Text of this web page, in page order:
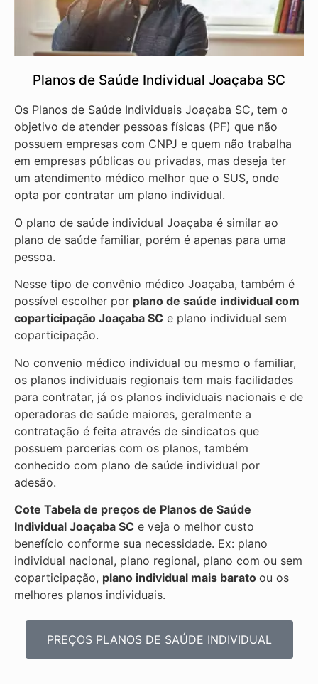
Planos de Saúde Individual Joaçaba SC
Os Planos de Saúde Individuais Joaçaba SC, tem o
objetivo de atender pessoas físicas (PF) que não
possuem empresas com CNPJ e quem não trabalha
em empresas públicas ou privadas, mas deseja ter
um atendimento médico melhor que o SUS, onde
opta por contratar um plano individual.
O plano de saúde individual Joaçaba é similar ao
plano de saúde familiar, porém é apenas para uma
pessoa.
Nesse tipo de convênio médico Joaçaba, também é
possível escolher por plano de saúde individual com
coparticipação Joaçaba SC e plano individual sem
coparticipação.
No convenio médico individual ou mesmo o familiar,
os planos individuais regionais tem mais facilidades
para contratar, já os planos individuais nacionais e de
operadoras de saúde maiores, geralmente a
contratação é feita através de sindicatos que
possuem parcerias com os planos, também
conhecido com plano de saúde individual por
adesão.
Cote Tabela de preços de Planos de Saúde
Individual Joaçaba SC e veja o melhor custo
benefício conforme sua necessidade. Ex: plano
individual nacional, plano regional, plano com ou sem
coparticipação, plano individual mais barato ou os
melhores planos individuais.
PREÇOS PLANOS DE SAÚDE INDIVIDUAL